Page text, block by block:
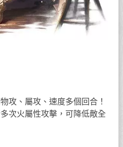
攻、屬攻、速度多個回合！
次火屬性攻擊，可降低敵全